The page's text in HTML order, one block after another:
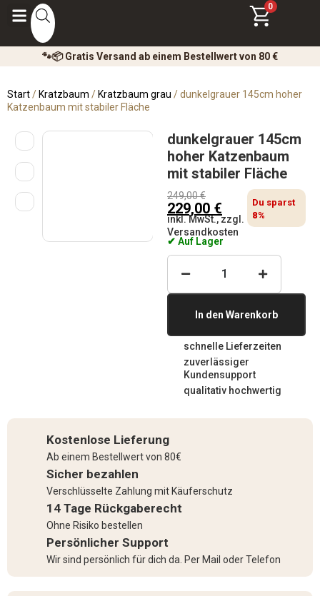
0
🐾📦 Gratis Versand ab einem Bestellwert von 80 €
Start/ Kratzbaum / Kratzbaum grau / dunkelgrauer 145cm hoher
Katzenbaum mit stabiler Fläche
dunkelgrauer 145cm
hoher Katzenbaum
mit stabiler Fläche
249,00€
229,00 €
Du sparst
8%
inkl. MwSt., zzgl.
Versandkosten
✔ Auf Lager
In den Warenkorb
schnelle Lieferzeiten
zuverlässiger
Kundensupport
qualitativ hochwertig
Kostenlose Lieferung
Ab einem Bestellwert von 80€
Sicher bezahlen
Verschlüsselte Zahlung mit Käuferschutz
14 Tage Rückgaberecht
Ohne Risiko bestellen
Persönlicher Support
Wir sind persönlich für dich da. Per Mail oder Telefon